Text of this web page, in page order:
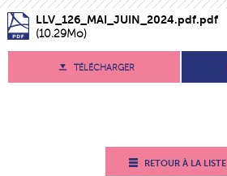
LLV_126_MAI_JUIN_2024.pdf.pdf
(10.29Mo)
TÉLÉCHARGER
RETOUR À LA LISTE